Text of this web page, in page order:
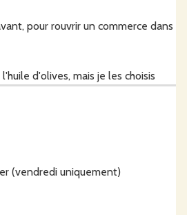
pour rouvrir un commerce dans
d'olives, mais je les choisis
(vendredi uniquement)